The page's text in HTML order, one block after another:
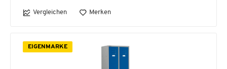
Vergleichen Merken
EIGENMARKE